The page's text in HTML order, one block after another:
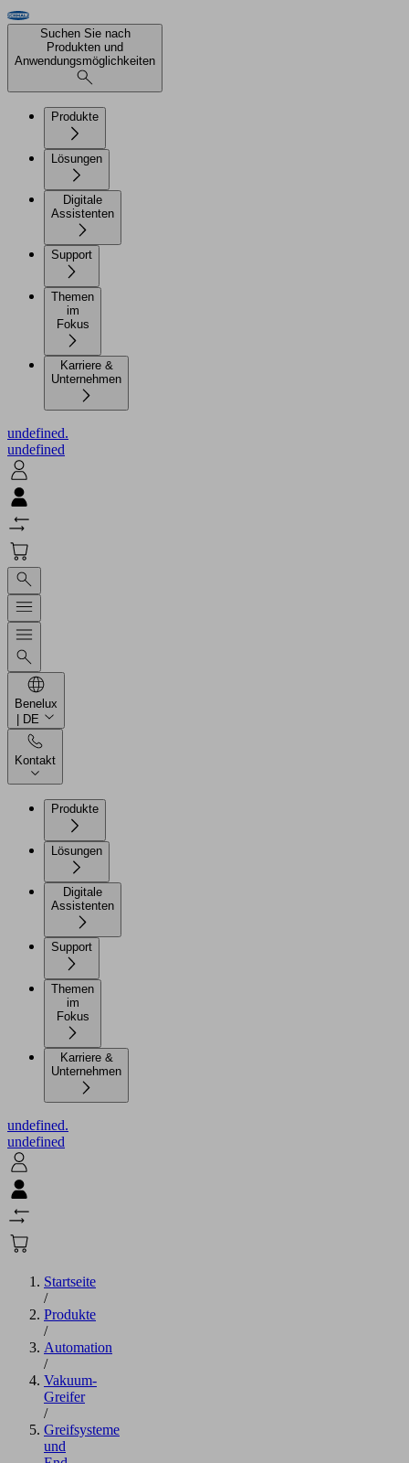
Suchen Sie nach
Produkten und
Anwendungsmöglichkeiten
Produkte
Lösungen
Digitale
Assistenten
Support
Themen
im
Karriere &
Unternehmen
undefined.
undefined
Benelux
| DE
Kontakt
Produkte
Lösungen
Digitale
Assistenten
Support
Themen
im
Karriere &
Unternehmen
undefined.
undefined
Startseite
/
Produkte
/
Automation
/
Vakuum-
Greifer
/
Greifsysteme
und